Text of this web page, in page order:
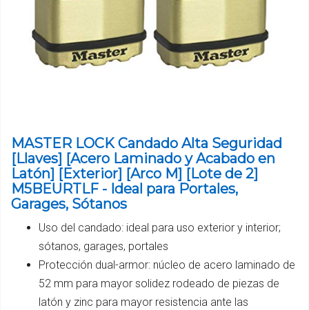
MASTER LOCK Candado Alta Seguridad
[Llaves] [Acero Laminado y Acabado en
Latón] [Exterior] [Arco M] [Lote de 2]
M5BEURTLF - Ideal para Portales,
Garages, Sótanos
Uso del candado: ideal para uso exterior y interior;
sótanos, garages, portales
Protección dual-armor: núcleo de acero laminado de
52 mm para mayor solidez rodeado de piezas de
latón y zinc para mayor resistencia ante las